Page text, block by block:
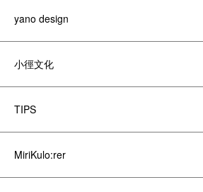
yano design
小徑文化
TIPS
MiriKulo:rer